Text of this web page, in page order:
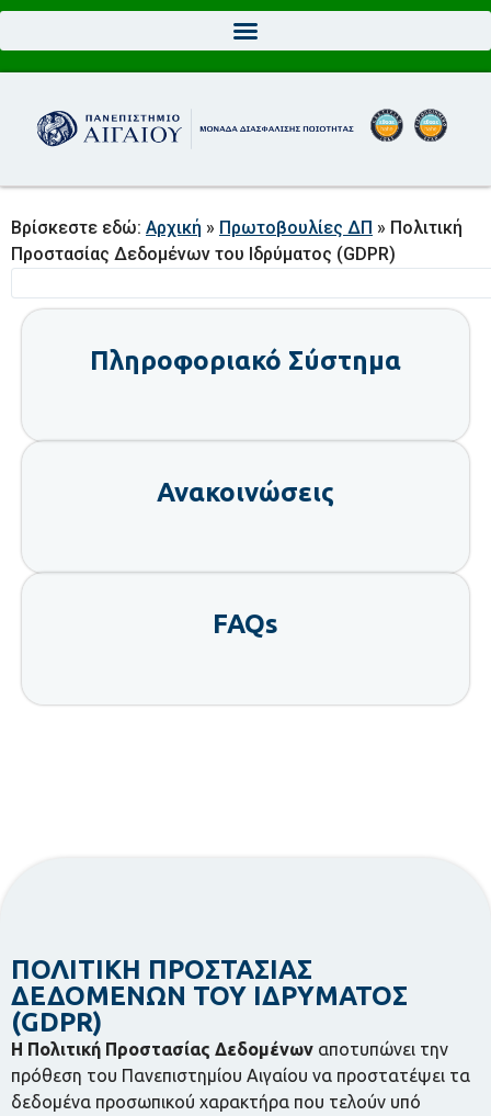
Βρίσκεστε εδώ: Αρχική » Πρωτοβουλίες ΔΠ » Πολιτική
Προστασίας Δεδομένων του Ιδρύματος (GDPR)
Πληροφοριακό Σύστημα
Ανακοινώσεις
FAQs
ΠΟΛΙΤΙΚΗ ΠΡΟΣΤΑΣΙΑΣ
ΔΕΔΟΜΕΝΩΝ ΤΟΥ ΙΔΡΥΜΑΤΟΣ
(GDPR)
Η Πολιτική Προστασίας Δεδομένων αποτυπώνει την
πρόθεση του Πανεπιστημίου Αιγαίου να προστατέψει τα
δεδομένα προσωπικού χαρακτήρα που τελούν υπό